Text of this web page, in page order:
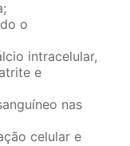
o
intracelular,
e
nas
celular e